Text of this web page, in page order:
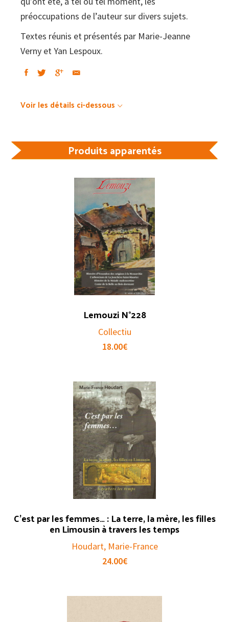
préoccupations de l’auteur sur divers sujets.
Textes réunis et présentés par Marie-Jeanne
Verny et Yan Lespoux.
Voir les détails ci-dessous
Produits apparentés
Lemouzi N°228
Collectiu
18.00€
C’est par les femmes… : La terre, la mère, les filles
en Limousin à travers les temps
Houdart, Marie-France
24.00€